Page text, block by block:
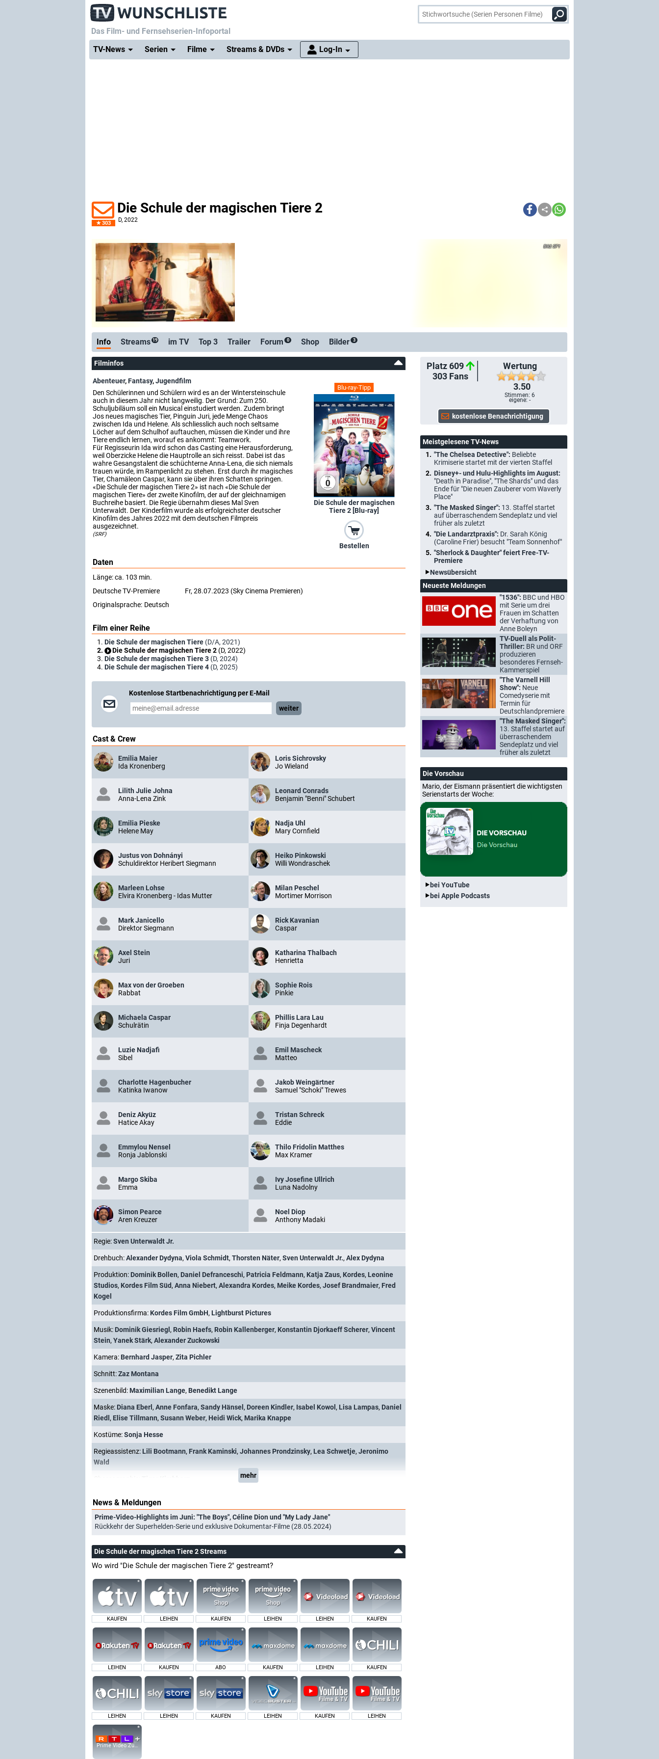
Das Film- und Fernsehserien-Infoportal
TV-News
Serien Filme Streams & DVDs Log-In
303
Die Schule der magischen Tiere 2
D, 2022
SF1
Info Streams 19 im TV Top 3 Trailer Forum 0 Shop Bilder 3
Platz 609
303 Fans
Wertung
3.50
Stimmen:6
eigene: -
Filminfos
Blu-ray-Tipp
Die Schule der magischen
Tiere 2 [Blu-ray]
Bestellen
Abenteuer,Fantasy,Jugendfilm
Den Schülerinnen und Schülern wird es an der Wintersteinschule
auch in diesem Jahr nicht langweilig. Der Grund: Zum 250.
Schuljubiläum soll ein Musical einstudiert werden. Zudem bringt
Jos neues magisches Tier, Pinguin Juri, jede Menge Chaos
zwischen Ida und Helene. Als schliesslich auch noch seltsame
Löcher auf dem Schulhof auftauchen, müssen die Kinder und ihre
Tiere endlich lernen, worauf es ankommt: Teamwork.
Für Regisseurin Ida wird schon das Casting eine Herausforderung,
weil Oberzicke Helene die Hauptrolle an sich reisst. Dabei ist das
wahre Gesangstalent die schüchterne Anna-Lena, die sich niemals
trauen würde, im Rampenlicht zu stehen. Erst durch ihr magisches
Tier, Chamäleon Caspar, kann sie über ihren Schatten springen.
«Die Schule der magischen Tiere 2» ist nach «Die Schule der
magischen Tiere» der zweite Kinofilm, der auf der gleichnamigen
Buchreihe basiert. Die Regie übernahm dieses Mal Sven
Unterwaldt. Der Kinderfilm wurde als erfolgreichster deutscher
Kinofilm des Jahres 2022 mit dem deutschen Filmpreis
ausgezeichnet.
(SRF)
Daten
Länge: ca. 103 min.
Deutsche TV-Premiere
Fr, 28.07.2023 (Sky Cinema Premieren)
Originalsprache: Deutsch
Film einer Reihe
Die Schule der magischen Tiere (D/A, 2021)
Die Schule der magischen Tiere 2 (D, 2022)
Die Schule der magischen Tiere 3 (D, 2024)
Die Schule der magischen Tiere 4 (D, 2025)
Kostenlose Startbenachrichtigung per E-Mail
weiter
Cast & Crew
Emilia Maier
Ida Kronenberg
Loris Sichrovsky
Jo Wieland
Lilith Julie Johna
Anna-Lena Zink
Leonard Conrads
Benjamin "Benni" Schubert
Emilia Pieske
Helene May
Nadja Uhl
Mary Cornfield
Justus von Dohnányi
Schuldirektor Heribert Siegmann
Heiko Pinkowski
Willi Wondraschek
Marleen Lohse
Elvira Kronenberg - Idas Mutter
Milan Peschel
Mortimer Morrison
Mark Janicello
Direktor Siegmann
Rick Kavanian
Caspar
Axel Stein
Juri
Katharina Thalbach
Henrietta
Max von der Groeben
Rabbat
Sophie Rois
Pinkie
Michaela Caspar
Schulrätin
Phillis Lara Lau
Finja Degenhardt
Luzie Nadjafi
Sibel
Emil Mascheck
Matteo
Charlotte Hagenbucher
Katinka Iwanow
Jakob Weingärtner
Samuel "Schoki" Trewes
Deniz Akyüz
Hatice Akay
Tristan Schreck
Eddie
Emmylou Nensel
Ronja Jablonski
Thilo Fridolin Matthes
Max Kramer
Margo Skiba
Emma
Ivy Josefine Ullrich
Luna Nadolny
Simon Pearce
Aren Kreuzer
Noel Diop
Anthony Madaki
Regie:Sven Unterwaldt Jr.
Drehbuch:Alexander Dydyna, Viola Schmidt, Thorsten Näter, Sven Unterwaldt Jr., Alex Dydyna
Produktion: Dominik Bollen, Daniel Defranceschi, Patricia Feldmann, Katja Zaus, Kordes, Leonine
Studios, Kordes Film Süd, Anna Niebert, Alexandra Kordes, Meike Kordes, Josef Brandmaier, Fred
Kogel
Produktionsfirma: Kordes Film GmbH, Lightburst Pictures
Musik: Dominik Giesriegl , Robin Haefs, Robin Kallenberger, Konstantin Djorkaeff Scherer, Vincent
Stein, Yanek Stärk, Alexander Zuckowski
Kamera: Bernhard Jasper, Zita Pichler
Schnitt:Zaz Montana
Szenenbild: Maximilian Lange, Benedikt Lange
Maske: Diana Eberl , Anne Fonfara, Sandy Hänsel , Doreen Kindler, Isabel Kowol , Lisa Lampas, Daniel
Riedl , Elise Tillmann, Susann Weber, Heidi Wick, Marika Knappe
Kostüme:Sonja Hesse
Regieassistenz: Lili Bootmann, Frank Kaminski, Johannes Prondzinsky, Lea Schwetje, Jeronimo
Wald
mehr
News & Meldungen
Prime-Video-Highlights im Juni: "The Boys", Céline Dion und "My Lady Jane"
Rückkehr der Superhelden-Serie und exklusive Dokumentar-Filme (28.05.2024)
Die Schule der magischen Tiere 2 Streams
Wo wird "Die Schule der magischen Tiere 2" gestreamt?
KAUFEN LEIHEN KAUFEN LEIHEN LEIHEN KAUFEN
LEIHEN KAUFEN ABO KAUFEN LEIHEN KAUFEN
LEIHEN LEIHEN KAUFEN LEIHEN KAUFEN LEIHEN
Prime Video Zusatz-Kanäle
Meistgelesene TV-News
"The Chelsea Detective": Beliebte
Krimiserie startet mit der vierten Staffel
Disney+- und Hulu-Highlights im August:
"Death in Paradise", "The Shards" und das
Ende für "Die neuen Zauberer vom Waverly
Place"
"The Masked Singer": 13. Staffel startet
auf überraschendem Sendeplatz und viel
früher als zuletzt
"Die Landarztpraxis": Dr. Sarah König
(Caroline Frier) besucht "Team Sonnenhof"
"Sherlock & Daughter" feiert Free-TV-
Premiere
Newsübersicht
Neueste Meldungen
"1536": BBC und HBO
mit Serie um drei
Frauen im Schatten
der Verhaftung von
Anne Boleyn
TV-Duell als Polit-
Thriller: BR und ORF
produzieren
besonderes Fernseh-
Kammerspiel
"The Varnell Hill
Show": Neue
Comedyserie mit
Termin für
Deutschlandpremiere
"The Masked Singer":
13. Staffel startet auf
überraschendem
Sendeplatz und viel
früher als zuletzt
Die Vorschau
Mario, der Eismann präsentiert die wichtigsten
Serienstarts der Woche:
bei YouTube
bei Apple Podcasts